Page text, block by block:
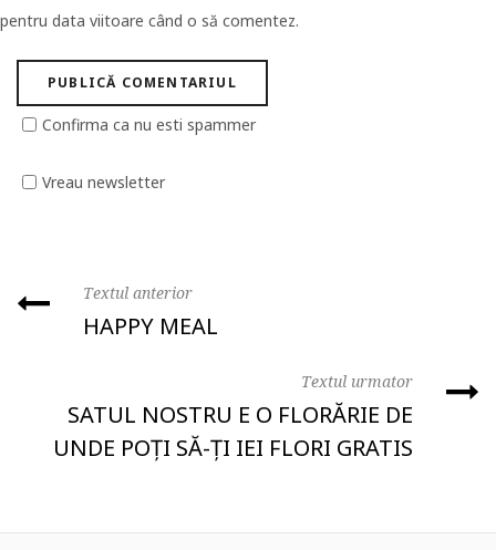
pentru data viitoare când o să comentez.
Confirma ca nu esti spammer
Vreau newsletter
Textul anterior
HAPPY MEAL
Textul urmator
SATUL NOSTRU E O FLORĂRIE DE
UNDE POȚI SĂ-ȚI IEI FLORI GRATIS